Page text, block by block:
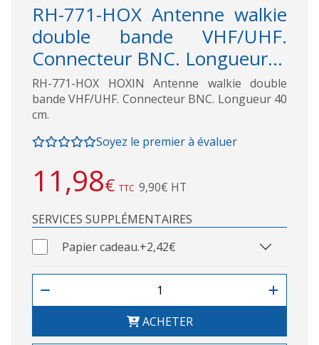
RH-771-HOX Antenne walkie
double bande VHF/UHF.
Connecteur BNC. Longueur...
RH-771-HOX HOXIN Antenne walkie double
bande VHF/UHF. Connecteur BNC. Longueur 40
cm.
Soyez le premier à évaluer
11,98€ TTC 9,90€ HT
SERVICES SUPPLÉMENTAIRES
Papier cadeau.+2,42€
ACHETER